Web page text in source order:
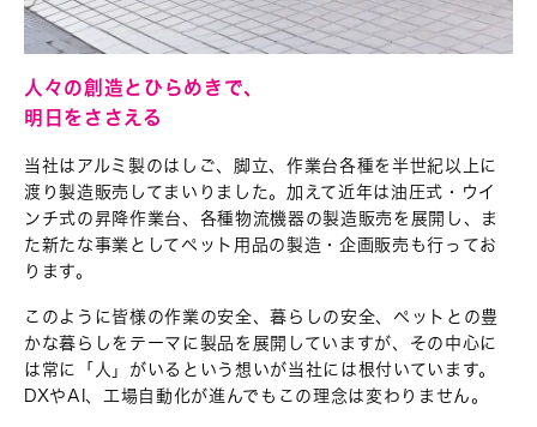
人々の創造とひらめきで、
明日をささえる
当社はアルミ製のはしご、脚立、作業台各種を半世紀以上に
渡り製造販売してまいりました。加えて近年は油圧式・ウイ
ンチ式の昇降作業台、各種物流機器の製造販売を展開し、ま
た新たな事業としてペット用品の製造・企画販売も行ってお
ります。
このように皆様の作業の安全、暮らしの安全、ペットとの豊
かな暮らしをテーマに製品を展開していますが、その中心に
は常に「人」がいるという想いが当社には根付いています。
DXやAI、工場自動化が進んでもこの理念は変わりません。